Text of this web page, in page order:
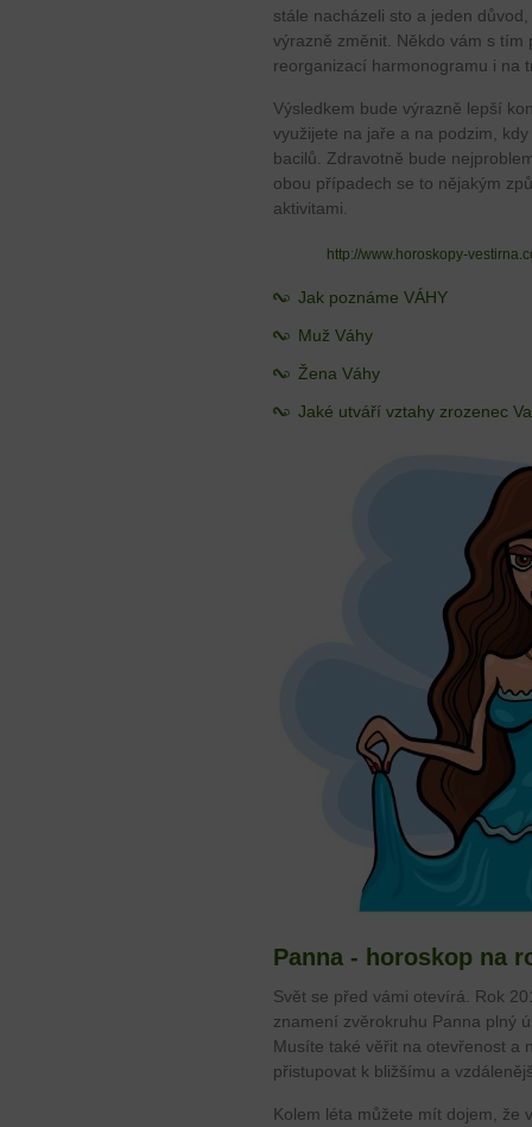
stále nacházeli sto a jeden
výrazně změnit. Někdo vám s
reorganizací harmonogramu i na
Výsledkem bude výrazně lepší
využijete na jaře a na podzim,
bacilů. Zdravotně bude
obou případech se to nějakým
aktivitami.
http://www.horoskopy-
Jak poznáme VÁHY
Muž Váhy
Žena Váhy
Jaké utváří vztahy zrozenec
Panna - horoskop na
Svět se před vámi otevírá. Rok
znamení zvěrokruhu Panna plný
Musíte také věřit na otevřenost a
přistupovat k bližšímu a
Kolem léta můžete mít dojem, že